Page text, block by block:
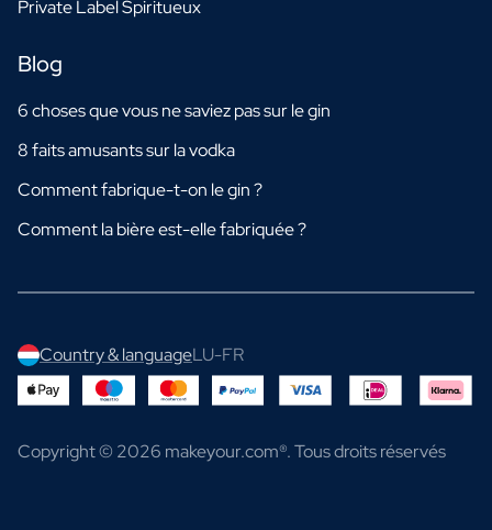
Private Label Spiritueux
Blog
6 choses que vous ne saviez pas sur le gin
8 faits amusants sur la vodka
Comment fabrique-t-on le gin ?
Comment la bière est-elle fabriquée ?
Country & languageLU-FR
Copyright © 2026 makeyour.com®. Tous droits réservés